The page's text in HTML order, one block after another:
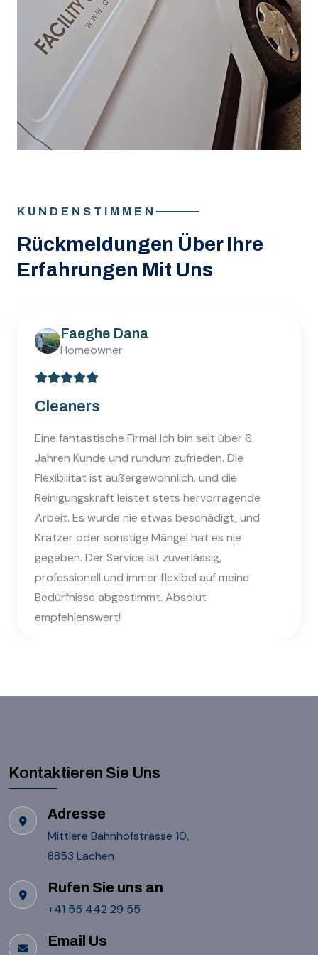
KUNDENSTIMMEN
Rückmeldungen Über Ihre
Erfahrungen Mit Uns
Shkurte Mahmuti
qualitative hochwertige Dienstleistung. Kann
man wärmstens empfehlen.
Kontaktieren Sie Uns
Adresse
Mittlere Bahnhofstrasse 10,
8853 Lachen
Rufen Sie uns an
+41 55 442 29 55
Email Us